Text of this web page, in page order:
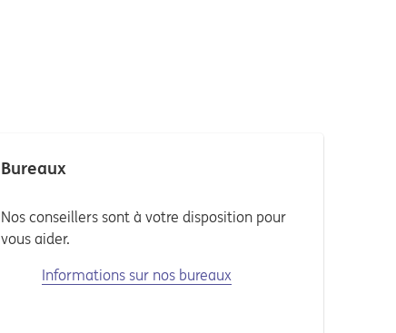
Bureaux
Nos conseillers sont à votre disposition pour
vous aider.
Informations sur nos bureaux